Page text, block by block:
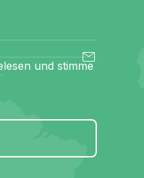
und stimme